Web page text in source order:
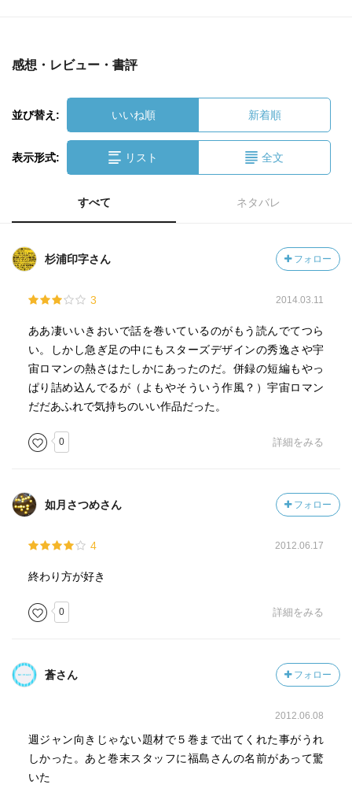
感想・レビュー・書評
並び替え: いいね順 新着順
表示形式: リスト 全文
すべて ネタバレ
杉浦印字さん フォロー
3 2014.03.11
ああ凄いいきおいで話を巻いているのがもう読んでてつら
い。しかし急ぎ足の中にもスターズデザインの秀逸さや宇
宙ロマンの熱さはたしかにあったのだ。併録の短編もやっ
ぱり詰め込んでるが（よもやそういう作風？）宇宙ロマン
だだあふれで気持ちのいい作品だった。
0 詳細をみる
如月さつめさん フォロー
4 2012.06.17
終わり方が好き
0 詳細をみる
蒼さん フォロー
2012.06.08
週ジャン向きじゃない題材で５巻まで出てくれた事がうれ
しかった。あと巻末スタッフに福島さんの名前があって驚
いた